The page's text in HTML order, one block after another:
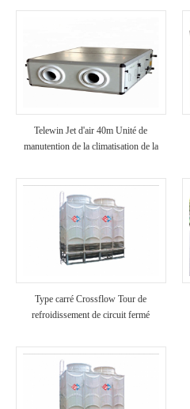
Telewin Jet d'air 40m Unité de
manutention de la climatisation de la
fraîche HVAC
Type carré Crossflow Tour de
refroidissement de circuit fermé